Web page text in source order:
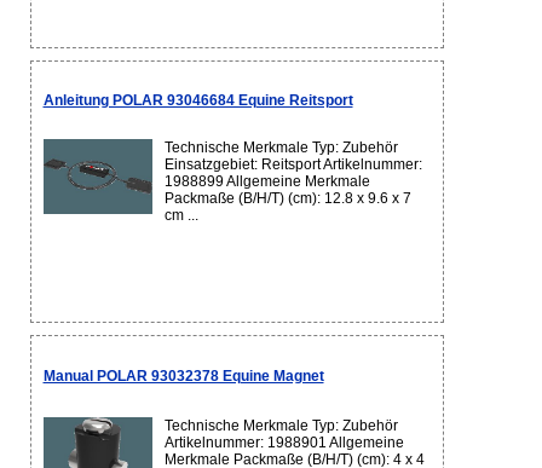
Anleitung POLAR 93046684 Equine Reitsport
Technische Merkmale Typ: Zubehör
Einsatzgebiet: Reitsport Artikelnummer:
1988899 Allgemeine Merkmale
Packmaße (B/H/T) (cm): 12.8 x 9.6 x 7
cm ...
Manual POLAR 93032378 Equine Magnet
Technische Merkmale Typ: Zubehör
Artikelnummer: 1988901 Allgemeine
Merkmale Packmaße (B/H/T) (cm): 4 x 4